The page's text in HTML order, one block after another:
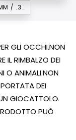
VARIE MARCHE 9.0 MM / .35 CAL.
GLI OCCHI.NON
IL RIMBALZO DEI
O ANIMALI.NON
DEI
GIOCATTOLO.
PUÒ